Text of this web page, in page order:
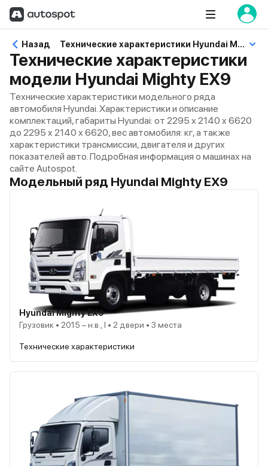
Назад Технические характеристики Hyundai Mighty EX9
Технические характеристики
модели Hyundai Mighty EX9
Технические характеристики модельного ряда
автомобиля Hyundai. Характеристики и описание
комплектаций, габариты Hyundai: от 2295 x 2140 x 6620
до 2295 x 2140 x 6620, вес автомобиля: кг, а также
характеристики трансмиссии, двигателя и других
показателей авто. Подробная информация о машинах на
сайте Autospot.
Модельный ряд Hyundai Mighty EX9
Hyundai Mighty EX9
Грузовик • 2015 – н.в., I • 2 двери • 3 места
Технические характеристики